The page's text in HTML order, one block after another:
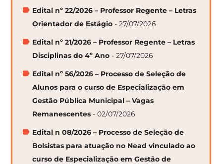
Edital nº 22/2026 – Professor Regente – Letras
Orientador de Estágio - 27/07/2026
Edital nº 21/2026 – Professor Regente – Letras
Disciplinas do 4º Ano - 27/07/2026
Edital nº 56/2026 – Processo de Seleção de
Alunos para o curso de Especialização em
Gestão Pública Municipal – Vagas
Remanescentes - 02/07/2026
Edital n 08/2026 – Processo de Seleção de
Bolsistas para atuação no Nead vinculado ao
curso de Especialização em Gestão de